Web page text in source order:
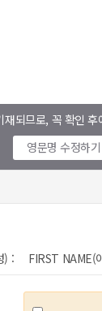
재되므로, 꼭 확인
영문명 수정하기
: FIRST NAME(